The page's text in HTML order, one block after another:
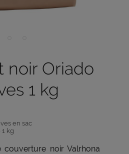
noir Oriado
1 kg
en sac
1 kg
couverture noir Valrhona